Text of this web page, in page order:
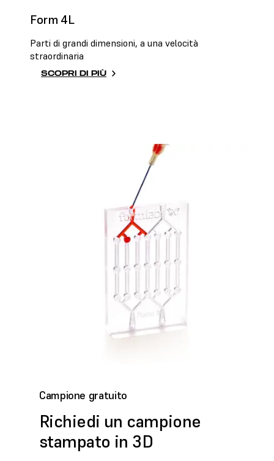
Form 4L
Parti di grandi dimensioni, a una velocità
straordinaria
SCOPRI DI PIÙ
Campione gratuito
Richiedi un campione
stampato in 3D